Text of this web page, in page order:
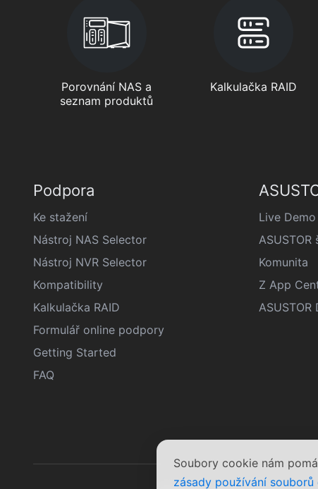
Soubory cookie nám
zásady používání souborů
Porovnání NAS a
seznam produktů
Kalkulačka RAID
Podpora
Ke stažení
Nástroj NAS Selector
Nástroj NVR Selector
Kompatibility
Kalkulačka RAID
Formulář online podpory
Getting Started
FAQ
Live Demo
ASUSTOR
Komunita
Z App